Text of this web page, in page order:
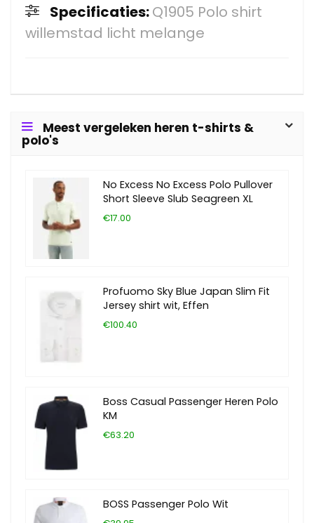
Specificaties:Q1905 Polo shirt
willemstad licht melange
Meest vergeleken heren t-shirts &
polo's
No Excess No Excess Polo Pullover
Short Sleeve Slub Seagreen XL
€17.00
Profuomo Sky Blue Japan Slim Fit
Jersey shirt wit, Effen
€100.40
Boss Casual Passenger Heren Polo
KM
€63.20
BOSS Passenger Polo Wit